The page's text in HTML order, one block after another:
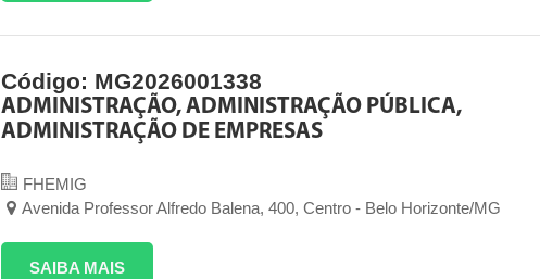
Código: MG2026001338
ADMINISTRAÇÃO, ADMINISTRAÇÃO PÚBLICA,
ADMINISTRAÇÃO DE EMPRESAS
FHEMIG
Avenida Professor Alfredo Balena, 400, Centro - Belo Horizonte/MG
SAIBA MAIS